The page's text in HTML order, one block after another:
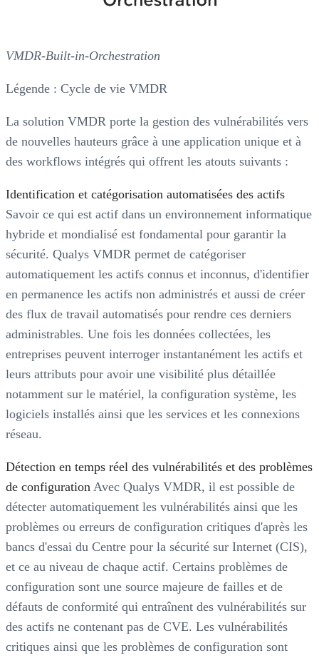
VMDR-Built-in-Orchestration
Légende : Cycle de vie VMDR
La solution VMDR porte la gestion des vulnérabilités vers
de nouvelles hauteurs grâce à une application unique et à
des workflows intégrés qui offrent les atouts suivants :
Identification et catégorisation automatisées des actifs
Savoir ce qui est actif dans un environnement informatique
hybride et mondialisé est fondamental pour garantir la
sécurité. Qualys VMDR permet de catégoriser
automatiquement les actifs connus et inconnus, d'identifier
en permanence les actifs non administrés et aussi de créer
des flux de travail automatisés pour rendre ces derniers
administrables. Une fois les données collectées, les
entreprises peuvent interroger instantanément les actifs et
leurs attributs pour avoir une visibilité plus détaillée
notamment sur le matériel, la configuration système, les
logiciels installés ainsi que les services et les connexions
réseau.
Détection en temps réel des vulnérabilités et des problèmes
de configuration Avec Qualys VMDR, il est possible de
détecter automatiquement les vulnérabilités ainsi que les
problèmes ou erreurs de configuration critiques d'après les
bancs d'essai du Centre pour la sécurité sur Internet (CIS),
et ce au niveau de chaque actif. Certains problèmes de
configuration sont une source majeure de failles et de
défauts de conformité qui entraînent des vulnérabilités sur
des actifs ne contenant pas de CVE. Les vulnérabilités
critiques ainsi que les problèmes de configuration sont